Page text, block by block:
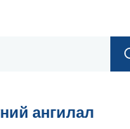
ангилал